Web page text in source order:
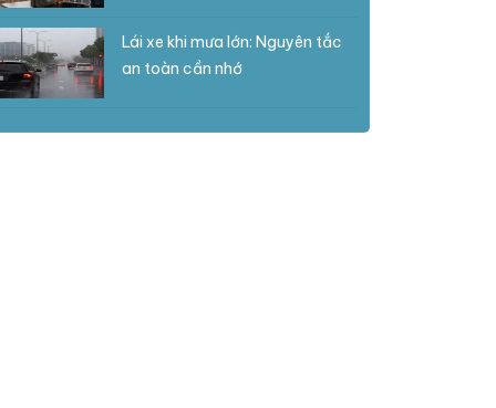
Lái xe khi mưa lớn: Nguyên tắc
an toàn cần nhớ